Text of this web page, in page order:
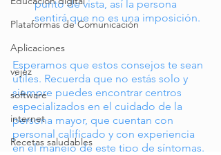
Plataformas de Comunicación
Aplicaciones
vejez
software
internet
Recetas saludables
punto de vista, así la persona
sentirá que no es una imposición.
Esperamos que estos consejos te sean
útiles. Recuerda que no estás solo y
siempre puedes encontrar centros
especializados en el cuidado de la
persona mayor, que cuentan con
personal calificado y con experiencia
en el manejo de este tipo de síntomas.